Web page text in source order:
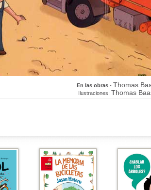
En las obras- Thomas
Ilustraciones: Thomas